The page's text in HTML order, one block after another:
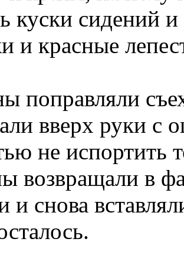
куски сидений
и красные
поправляли
вверх руки с
не испортить
возвращали в
и снова